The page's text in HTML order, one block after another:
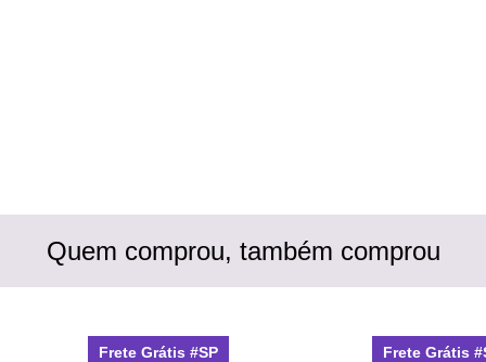
Quem comprou, também comprou
Frete Grátis #SP Frete Grátis